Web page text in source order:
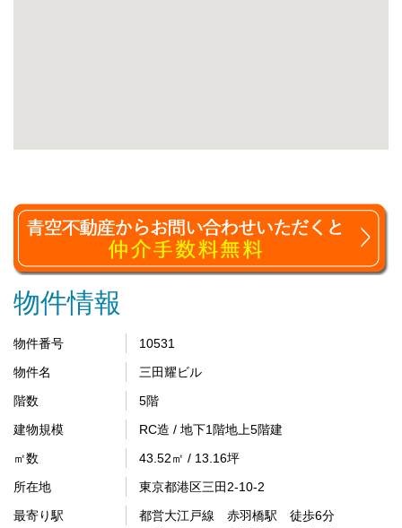
物件情報
物件番号
10531
物件名
三田耀ビル
階数
5階
建物規模
RC造 / 地下1階地上5階建
㎡数
43.52㎡ / 13.16坪
所在地
東京都港区三田2-10-2
最寄り駅
都営大江戸線 赤羽橋駅 徒歩6分